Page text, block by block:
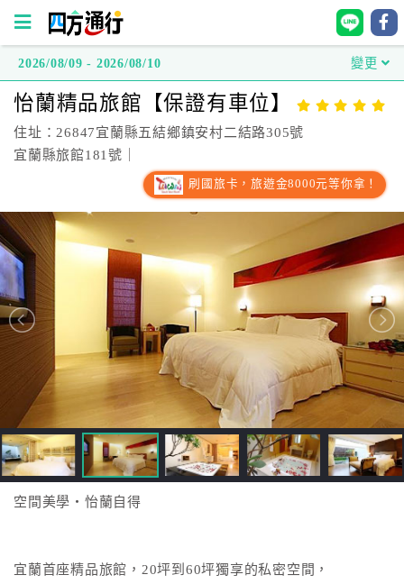
方
通
行
台
灣
訂
房
接
跟
飯
店
訂
2026/08/09 - 2026/08/10 變更
怡蘭精品旅館【保證有車位】
住址：26847宜蘭縣五結鄉鎮安村二結路305號
宜蘭縣旅館181號｜
刷國旅卡，旅遊金8000元等你拿！
空間美學‧怡蘭自得
宜蘭首座精品旅館，20坪到60坪獨享的私密空間，